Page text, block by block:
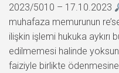
2023/5010 – 17.10.2023
muhafaza memurunun
ilişkin işlemi hukuka
edilmemesi halinde yoksun
faiziyle birlikte